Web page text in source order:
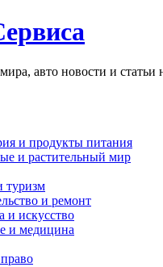
авто новости и
и продукты питания
и растительный мир
туризм
и ремонт
и искусство
и медицина